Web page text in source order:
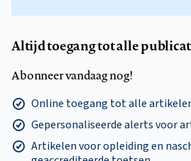
Altijd toegang tot alle
Abonneer vandaag nog!
Online toegang tot alle
Gepersonaliseerde alerts voor
Artikelen voor opleiding en